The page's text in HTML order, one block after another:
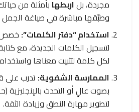
مجردة، بلاربطهابأمثلة من
وطبّقها مباشرة في صياغة الجمل
استخدام “دفتر الكلمات”: خصص
لتسجيل الكلمات الجديدة، مع
لكل كلمة لتثبيت معناها
الممارسة الشفوية: تدرب على
بصوت عالٍ أو التحدث
لتطوير مهارة النطق وزيادة الثقة.